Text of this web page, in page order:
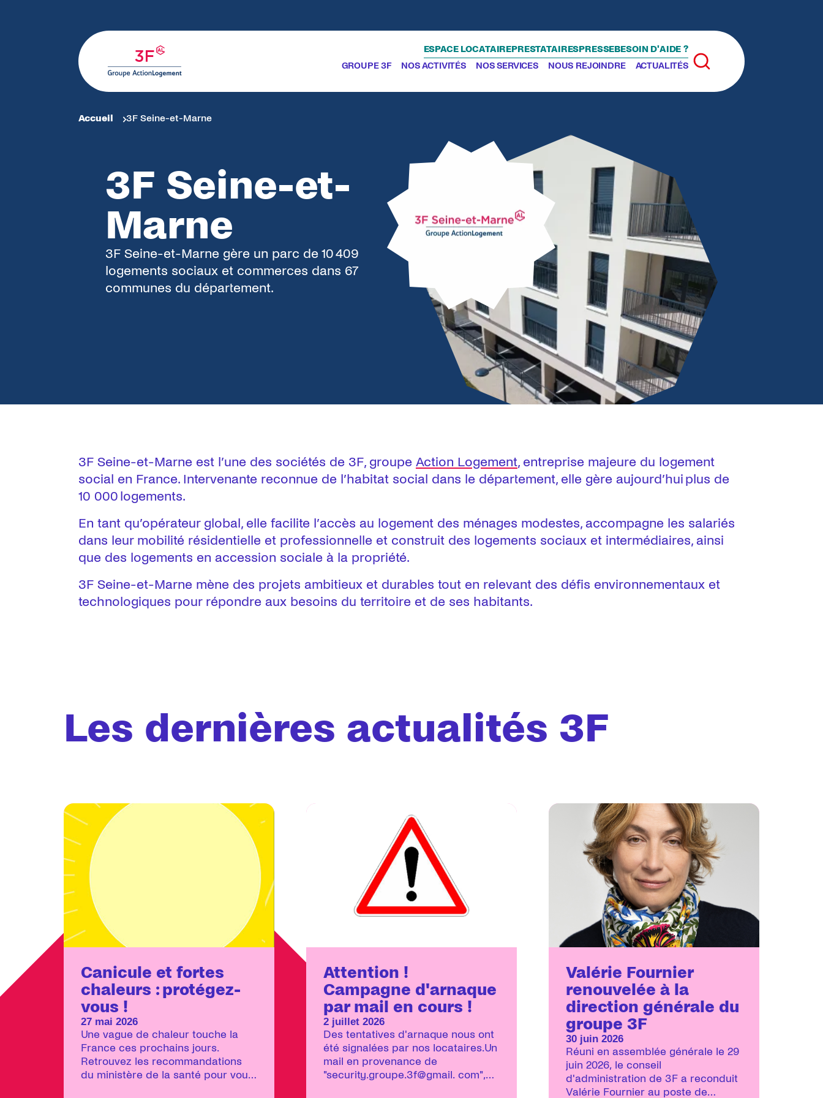
ESPACE LOCATAIREPRESTATAIRESPRESSEBESOIN D'AIDE ?
GROUPE 3F
NOS ACTIVITÉS NOS SERVICES NOUS REJOINDRE ACTUALITÉS Rechercher
Fil d'Ariane
Accueil 3F Seine-et-Marne
3F Seine-et-
Marne
3F Seine-et-Marne gère un parc de 10 409
logements sociaux et commerces dans 67
communes du département.
3F Seine-et-Marne est l’une des sociétés de 3F, groupe Action Logement, entreprise majeure du logement
social en France. Intervenante reconnue de l’habitat social dans le département, elle gère aujourd’hui plus de
10 000 logements.
En tant qu’opérateur global, elle facilite l’accès au logement des ménages modestes, accompagne les salariés
dans leur mobilité résidentielle et professionnelle et construit des logements sociaux et intermédiaires, ainsi
que des logements en accession sociale à la propriété.
3F Seine-et-Marne mène des projets ambitieux et durables tout en relevant des défis environnementaux et
technologiques pour répondre aux besoins du territoire et de ses habitants.
Les dernières actualités 3F
Canicule et fortes
chaleurs : protégez-
vous !
27 mai 2026
Une vague de chaleur touche la
France ces prochains jours.
Retrouvez les recommandations
du ministère de la santé pour vous
Attention !
Campagne d'arnaque
par mail en cours !
2 juillet 2026
Des tentatives d'arnaque nous ont
été signalées par nos locataires.Un
mail en provenance de
"security.groupe.3f@gmail. com",
Valérie Fournier
renouvelée à la
direction générale du
groupe 3F
30 juin 2026
Réuni en assemblée générale le 29
juin 2026, le conseil
d'administration de 3F a reconduit
Valérie Fournier au poste de